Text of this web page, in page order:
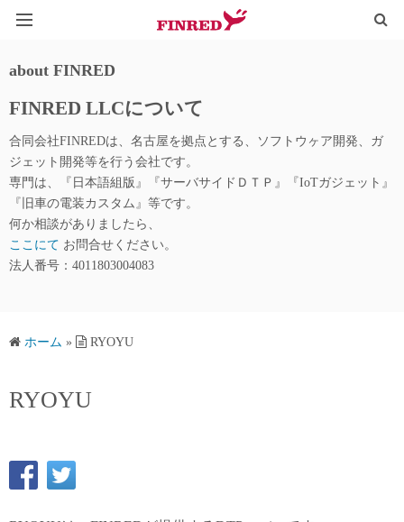
HOME
TYPOGRAPHY
IoT@WEB
LINE_QR
about FINRED
FINRED LLCについて
合同会社FINREDは、名古屋を拠点とする、ソフトウヶア開発、ガ
ジェット開発等を行う会社です。
専門は、『日本語組版』『サーバサイドＤＴＰ』『IoTガジェット』
『旧車の電装カスタム』等です。
何か相談がありましたら、
ここにて お問合せください。
法人番号：4011803004083
ホーム » RYOYU
RYOYU